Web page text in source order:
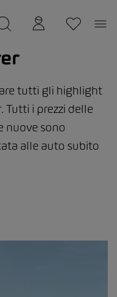
tutti gli highlight
Tutti i prezzi delle
nuove sono
alle auto subito